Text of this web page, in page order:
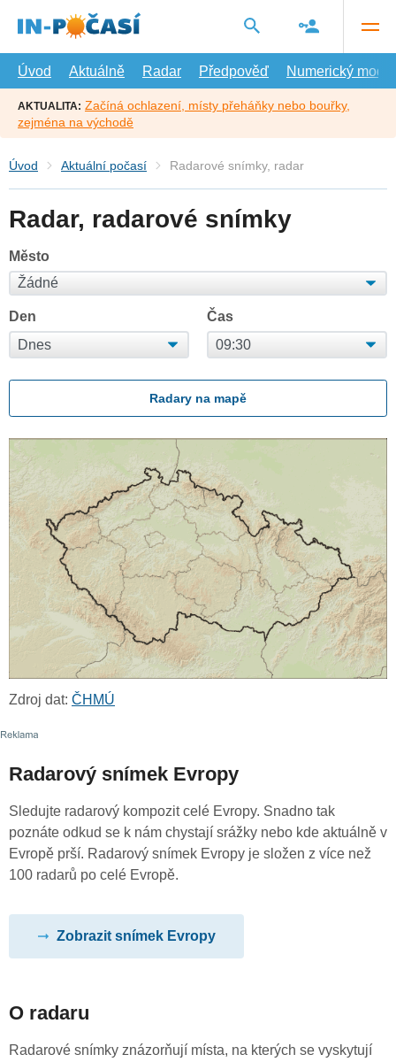
hlavní
Úvod
Aktuálně Radar Předpověď Numerický model
AKTUALITA: Začíná ochlazení, místy přeháňky nebo bouřky,
zejména na východě
Úvod Aktuální počasí Radarové snímky, radar
Radar, radarové snímky
Město
Den Čas
Radary na mapě
Zdroj dat: ČHMÚ
Radarový snímek Evropy
Sledujte radarový kompozit celé Evropy. Snadno tak
poznáte odkud se k nám chystají srážky nebo kde aktuálně v
Evropě prší. Radarový snímek Evropy je složen z více než
100 radarů po celé Evropě.
Zobrazit snímek Evropy
O radaru
Radarové snímky znázorňují místa, na kterých se vyskytují